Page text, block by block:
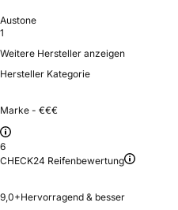
Austone
1
Weitere Hersteller anzeigen
Hersteller Kategorie
Marke - €€€
6
CHECK24 Reifenbewertung
9,0+Hervorragend & besser